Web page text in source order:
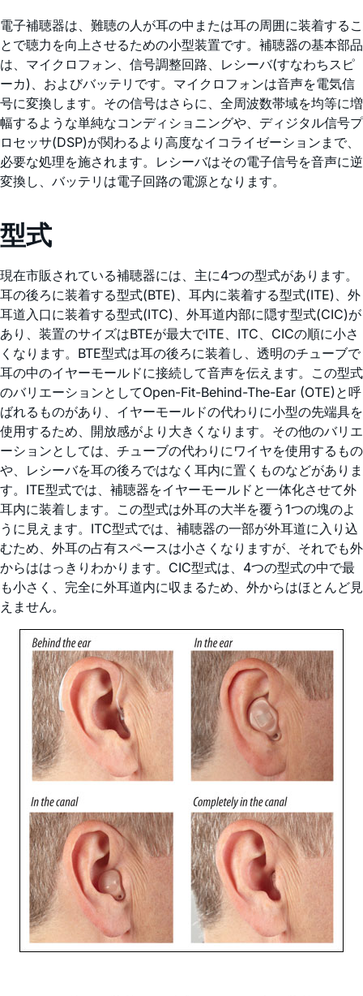
電子補聴器は、難聴の人が耳の中または耳の周囲に装着するこ
とで聴力を向上させるための小型装置です。補聴器の基本部品
は、マイクロフォン、信号調整回路、レシーバ(すなわちスピ
ーカ)、およびバッテリです。マイクロフォンは音声を電気信
号に変換します。その信号はさらに、全周波数帯域を均等に増
幅するような単純なコンディショニングや、ディジタル信号プ
ロセッサ(DSP)が関わるより高度なイコライゼーションまで、
必要な処理を施されます。レシーバはその電子信号を音声に逆
変換し、バッテリは電子回路の電源となります。
型式
現在市販されている補聴器には、主に4つの型式があります。
耳の後ろに装着する型式(BTE)、耳内に装着する型式(ITE)、外
耳道入口に装着する型式(ITC)、外耳道内部に隠す型式(CIC)が
あり、装置のサイズはBTEが最大でITE、ITC、CICの順に小さ
くなります。BTE型式は耳の後ろに装着し、透明のチューブで
耳の中のイヤーモールドに接続して音声を伝えます。この型式
のバリエーションとしてOpen-Fit-Behind-The-Ear (OTE)と呼
ばれるものがあり、イヤーモールドの代わりに小型の先端具を
使用するため、開放感がより大きくなります。その他のバリエ
ーションとしては、チューブの代わりにワイヤを使用するもの
や、レシーバを耳の後ろではなく耳内に置くものなどがありま
す。ITE型式では、補聴器をイヤーモールドと一体化させて外
耳内に装着します。この型式は外耳の大半を覆う1つの塊のよ
うに見えます。ITC型式では、補聴器の一部が外耳道に入り込
むため、外耳の占有スペースは小さくなりますが、それでも外
からははっきりわかります。CIC型式は、4つの型式の中で最
も小さく、完全に外耳道内に収まるため、外からはほとんど見
えません。